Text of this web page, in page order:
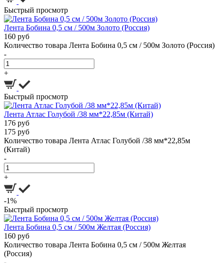
Быстрый просмотр
Лента Бобина 0,5 см / 500м Золото (Россия)
160 руб
Количество товара Лента Бобина 0,5 см / 500м Золото (Россия)
-
+
Быстрый просмотр
Лента Атлас Голубой /38 мм*22,85м (Китай)
176 руб
175 руб
Количество товара Лента Атлас Голубой /38 мм*22,85м
(Китай)
-
+
-1%
Быстрый просмотр
Лента Бобина 0,5 см / 500м Желтая (Россия)
160 руб
Количество товара Лента Бобина 0,5 см / 500м Желтая
(Россия)